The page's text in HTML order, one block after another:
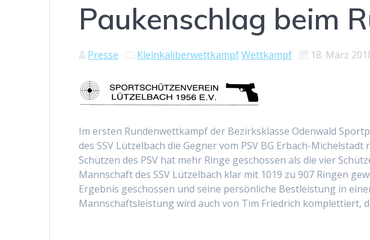
Paukenschlag beim
Presse KleinkaliberwettkampfWettkampf 18. März
Im ersten Rundenwettkampf der Bezirksklasse Odenwald
des SSV Lützelbach die Gegner vom PSV BG Erbach-
Schützen des PSV hat mehr Ringe geschossen als die vier
Mannschaft des SSV Lützelbach klar mit 1019 zu 907 Ringen
Ergebnis geschossen und seine persönliche Bestleistung in
Mannschaftsleistung wird auch von Tim Friedrich komplettiert,